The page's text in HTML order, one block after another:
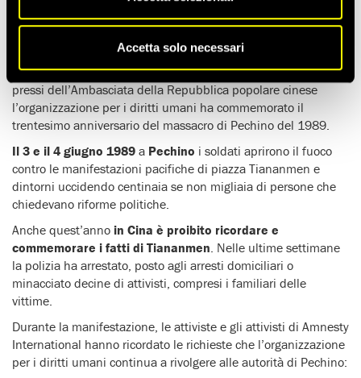
Accetta solo necessari
dell’uomo che per qualche istante fermò l’avanzata
dell’esercito cinese inpiazza Tiananmen.
In questo modo nel pomeriggio del3 giugno, aRoma, nei
pressi dell’Ambasciata della Repubblica popolare cinese
l’organizzazione per i diritti umani ha commemorato il
trentesimo anniversario del massacro di Pechino del 1989.
Il 3 e il 4 giugno 1989 a Pechino i soldati aprirono il fuoco
contro le manifestazioni pacifiche di piazza Tiananmen e
dintorni uccidendo centinaia se non migliaia di persone che
chiedevano riforme politiche.
Anche quest’anno in Cina è proibito ricordare e
commemorare i fatti di Tiananmen . Nelle ultime settimane
la polizia ha arrestato, posto agli arresti domiciliari o
minacciato decine di attivisti, compresi i familiari delle
vittime.
Durante la manifestazione, le attiviste e gli attivisti di Amnesty
International hanno ricordato le richieste che l’organizzazione
per i diritti umani continua a rivolgere alle autorità di Pechino: